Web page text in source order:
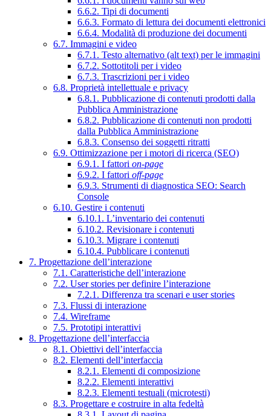
6.6.2. Tipi di documenti
6.6.3. Formato di lettura dei documenti elettronici
6.6.4. Modalità di produzione dei documenti
6.7. Immagini e video
6.7.1. Testo alternativo (alt text) per le immagini
6.7.2. Sottotitoli per i video
6.7.3. Trascrizioni per i video
6.8. Proprietà intellettuale e privacy
6.8.1. Pubblicazione di contenuti prodotti dalla
Pubblica Amministrazione
6.8.2. Pubblicazione di contenuti non prodotti
dalla Pubblica Amministrazione
6.8.3. Consenso dei soggetti ritratti
6.9. Ottimizzazione per i motori di ricerca (SEO)
6.9.1. I fattori on-page
6.9.2. I fattori off-page
6.9.3. Strumenti di diagnostica SEO: Search
Console
6.10. Gestire i contenuti
6.10.1. L’inventario dei contenuti
6.10.2. Revisionare i contenuti
6.10.3. Migrare i contenuti
6.10.4. Pubblicare i contenuti
7. Progettazione dell’interazione
7.1. Caratteristiche dell’interazione
7.2. User stories per definire l’interazione
7.2.1. Differenza tra scenari e user stories
7.3. Flussi di interazione
7.4. Wireframe
7.5. Prototipi interattivi
8. Progettazione dell’interfaccia
8.1. Obiettivi dell’interfaccia
8.2. Elementi dell’interfaccia
8.2.1. Elementi di composizione
8.2.2. Elementi interattivi
8.2.3. Elementi testuali (microtesti)
8.3. Progettare e costruire in alta fedeltà